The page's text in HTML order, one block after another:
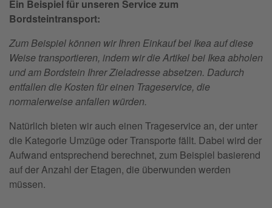
Ein Beispiel für unseren Service zum
Bordsteintransport:
Zum Beispiel können wir Ihren Einkauf bei Ikea auf diese
Weise transportieren, indem wir die Artikel bei Ikea abholen
und am Bordstein Ihrer Zieladresse absetzen. Dadurch
entfallen die Kosten für einen Trageservice, die
normalerweise anfallen würden.
Natürlich bieten wir auch einen Trageservice an, der unter
die Kategorie Umzüge oder Transporte fällt. Dabei wird der
Aufwand entsprechend berechnet, zum Beispiel basierend
auf der Anzahl der Etagen, die überwunden werden
müssen.